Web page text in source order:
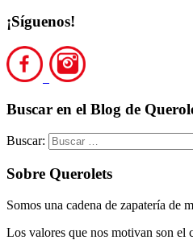
¡Síguenos!
Buscar en el Blog de
Buscar:
Sobre Querolets
Somos una cadena de zapatería
Los valores que nos motivan son el